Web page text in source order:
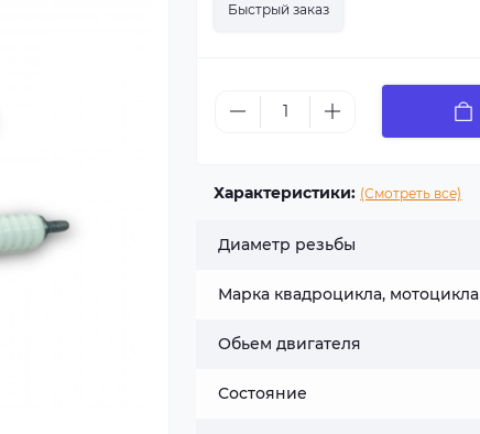
Быстрый заказ
Характеристики: (Смотреть все)
Диаметр резьбы
Марка квадроцикла, мотоцикла
Обьем двигателя
Состояние